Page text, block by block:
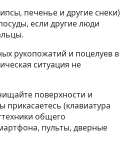
печенье и другие снеки)
если другие люди
рукопожатий и поцелуев в
ситуация не
поверхности и
прикасаетесь (клавиатура
общего
пульты, дверные